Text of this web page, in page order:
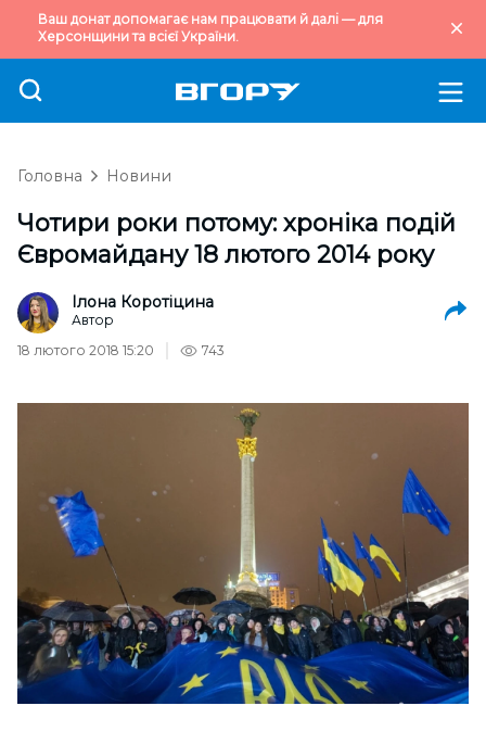
Ваш донат допомагає нам працювати й далі — для
Херсонщини та всієї України.
Головна Новини
Чотири роки потому: хроніка подій
Євромайдану 18 лютого 2014 року
Ілона Коротіцина
Автор
18 лютого 2018 15:20
743